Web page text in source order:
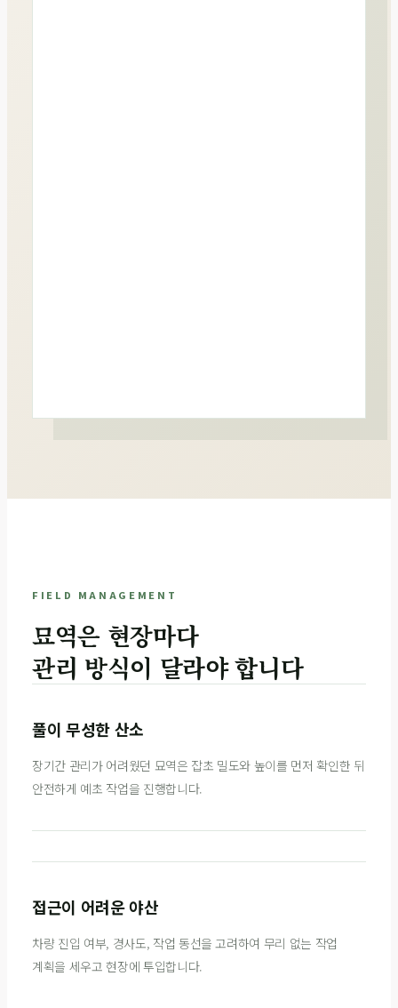
FIELD MANAGEMENT
묘역은 현장마다
관리 방식이 달라야 합니다
풀이 무성한 산소
장기간 관리가 어려웠던 묘역은 잡초 밀도와 높이를 먼저 확인한 뒤
안전하게 예초 작업을 진행합니다.
접근이 어려운 야산
차량 진입 여부, 경사도, 작업 동선을 고려하여 무리 없는 작업
계획을 세우고 현장에 투입합니다.